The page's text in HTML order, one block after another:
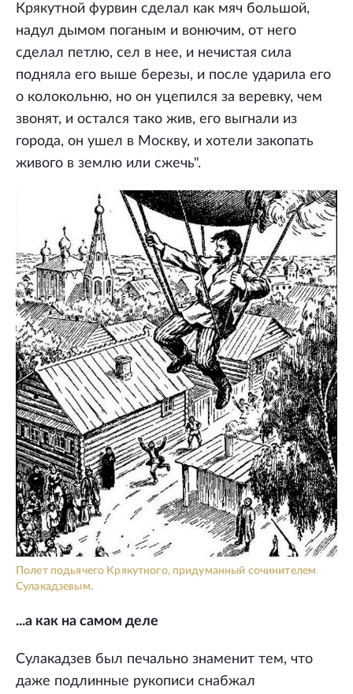
Крякутной фурвин сделал как мяч большой,
надул дымом поганым и вонючим, от него
сделал петлю, сел в нее, и нечистая сила
подняла его выше березы, и после ударила его
о колокольню, но он уцепился за веревку, чем
звонят, и остался тако жив, его выгнали из
города, он ушел в Москву, и хотели закопать
живого в землю или сжечь".
Полет подьячего Крякутного, придуманный сочинителем
Сулакадзевым.
...а как на самом деле
Сулакадзев был печально знаменит тем, что
даже подлинные рукописи снабжал